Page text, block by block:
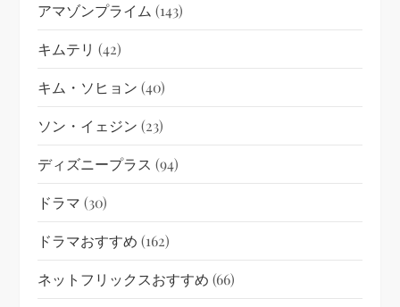
アマゾンプライム (143)
キムテリ (42)
キム・ソヒョン (40)
ソン・イェジン (23)
ディズニープラス (94)
ドラマ (30)
ドラマおすすめ (162)
ネットフリックスおすすめ (66)